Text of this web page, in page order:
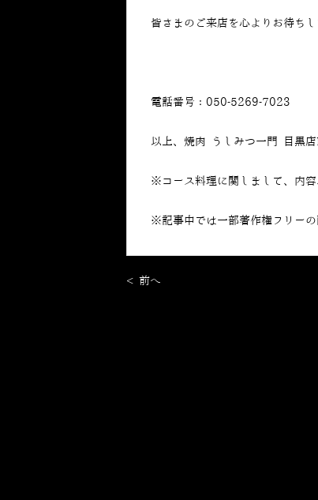
皆さまのご来店を心よりお待ちし
電話番号：050-5269-7023
以上、焼肉 うしみつ一門 目黒店
※コース料理に関しまして、内容
※記事中では一部著作権フリーの
< 前へ